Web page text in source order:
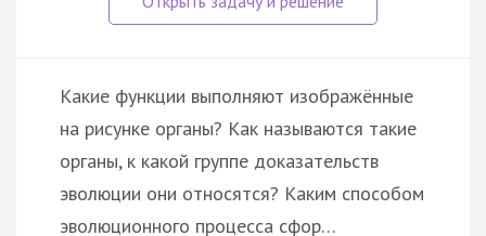
Какие функции выполняют изображённые
на рисунке органы? Как называются такие
органы, к какой группе доказательств
эволюции они относятся? Каким способом
эволюционного процесса сфор…